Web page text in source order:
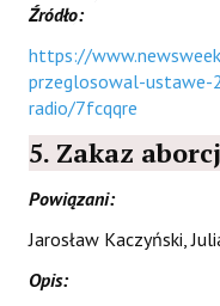
Źródło:
https://
przeglosowal-
radio/7fcqqre
5. Zakaz
Powiązani:
Jarosław Kaczyński,
Opis: